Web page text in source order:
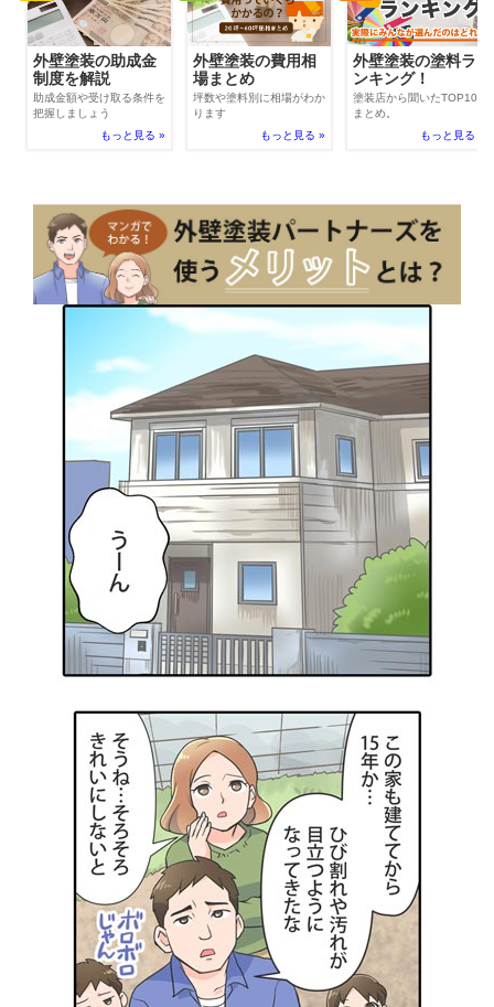
外壁塗装の助成金
制度を解説
助成金額や受け取る条件を
把握しましょう
もっと見る »
外壁塗装の費用相
場まとめ
坪数や塗料別に相場がわか
ります
もっと見る »
外壁塗装の塗料ラ
ンキング！
塗装店から聞いたTOP100
まとめ。
もっと見る »